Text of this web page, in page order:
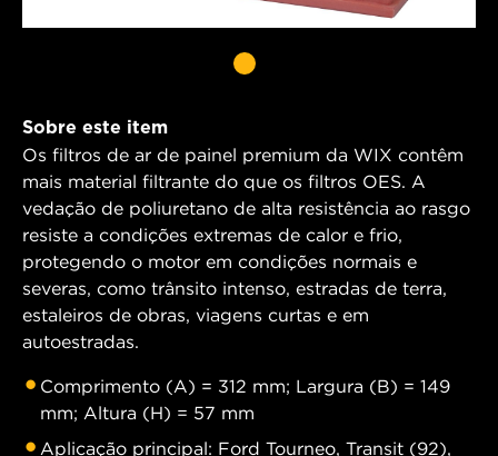
Sobre este item
Os filtros de ar de painel premium da WIX contêm
mais material filtrante do que os filtros OES. A
vedação de poliuretano de alta resistência ao rasgo
resiste a condições extremas de calor e frio,
protegendo o motor em condições normais e
severas, como trânsito intenso, estradas de terra,
estaleiros de obras, viagens curtas e em
autoestradas.
Comprimento (A) = 312 mm; Largura (B) = 149
mm; Altura (H) = 57 mm
Aplicação principal: Ford Tourneo, Transit (92),